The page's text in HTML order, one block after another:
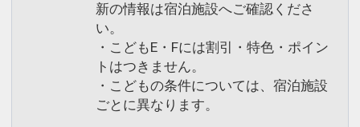
新の情報は宿泊施設へご確認くださ
い。
・こどもE・Fには割引・特色・ポイン
トはつきません。
・こどもの条件については、宿泊施設
ごとに異なります。